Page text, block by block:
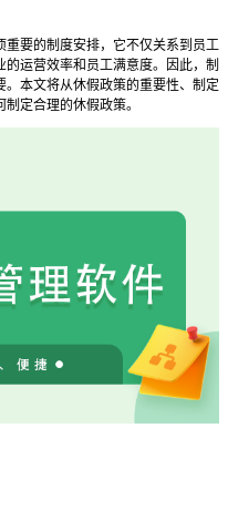
要的制度安排，它不仅关系到员工
运营效率和员工满意度。因此，制
本文将从休假政策的重要性、制定
定合理的休假政策。